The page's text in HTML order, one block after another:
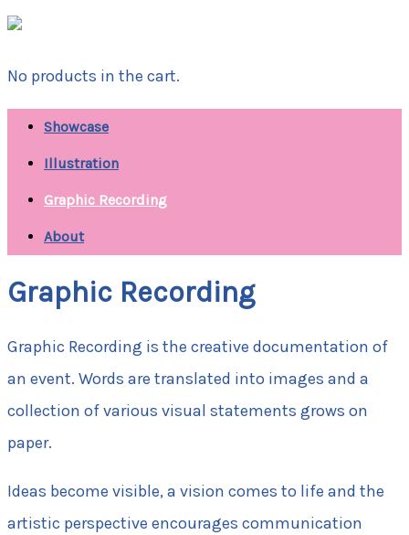
No products in the cart.
Showcase
Illustration
Graphic Recording
About
Graphic Recording
Graphic Recording is the creative documentation of
an event. Words are translated into images and a
collection of various visual statements grows on
paper.
Ideas become visible, a vision comes to life and the
artistic perspective encourages communication